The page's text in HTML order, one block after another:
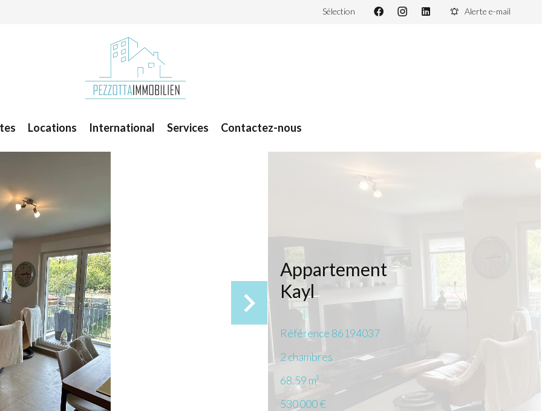
Sélection Alerte e-mail
Locations International Services Contactez-nous
Appartement
Kayl
Référence 86194037
2 chambres
68.59 m²
530 000 €